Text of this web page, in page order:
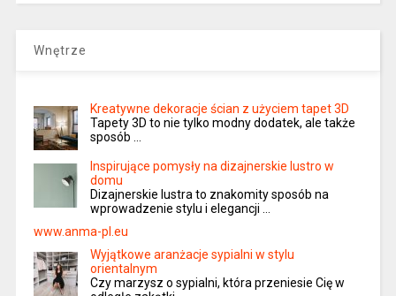
Wnętrze
Kreatywne dekoracje ścian z użyciem tapet 3D
Tapety 3D to nie tylko modny dodatek, ale także
sposób …
Inspirujące pomysły na dizajnerskie lustro w
domu
Dizajnerskie lustra to znakomity sposób na
wprowadzenie stylu i elegancji …
www.anma-pl.eu
Wyjątkowe aranżacje sypialni w stylu
orientalnym
Czy marzysz o sypialni, która przeniesie Cię w